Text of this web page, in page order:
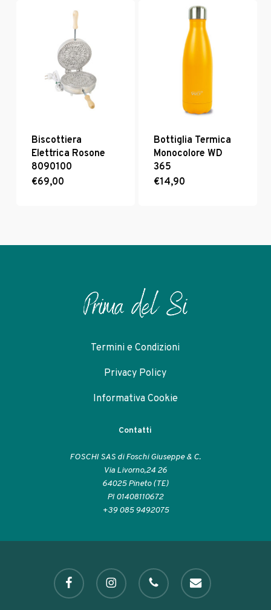
più
varianti.
Le
opzioni
possono
essere
nella
pagina
prodotto
Biscottiera
Elettrica Rosone
8090100
€69,00
Bottiglia Termica
Monocolore WD
365
€14,90
Termini e Condizioni
Privacy Policy
Informativa Cookie
Contatti
FOSCHI SAS di Foschi Giuseppe & C.
Via Livorno,24 26
64025 Pineto (TE)
PI 01408110672
+39 085 9492075
facebook instagram phone email